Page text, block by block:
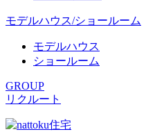
モデルハウス/ショールーム
モデルハウス
ショールーム
GROUP
リクルート